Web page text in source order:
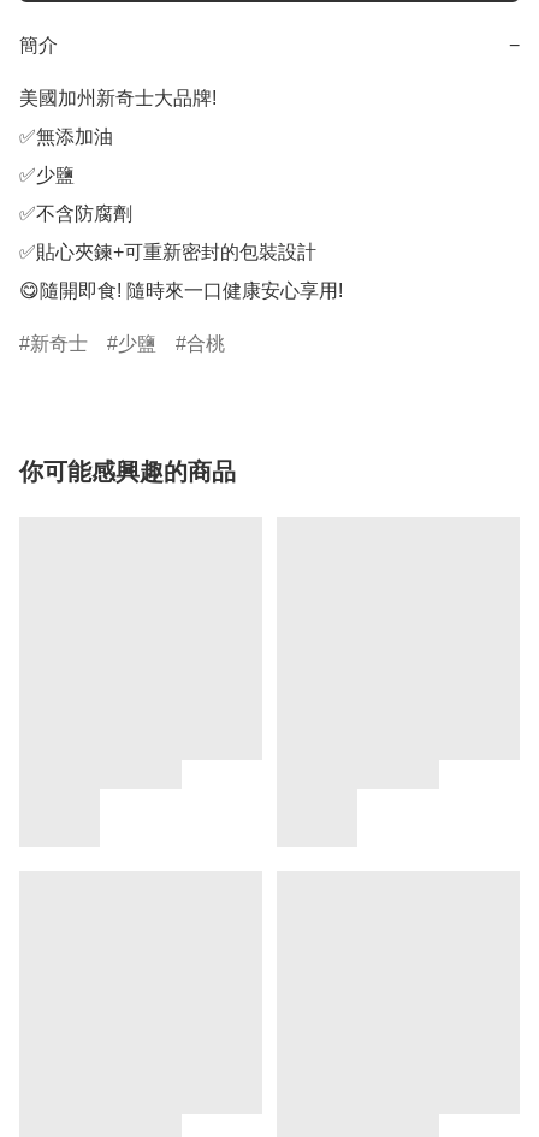
簡介 −
美國加州新奇士大品牌!
✅無添加油
✅少鹽
✅不含防腐劑
✅貼心夾鍊+可重新密封的包裝設計
😋隨開即食! 隨時來一口健康安心享用!
新奇士 少鹽 合桃
你可能感興趣的商品